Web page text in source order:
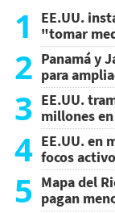
1
EE.UU.
"tomar
2 Panamá y
para
3 EE.UU.
millones
4 EE.UU. en
focos
5 Mapa del
pagan